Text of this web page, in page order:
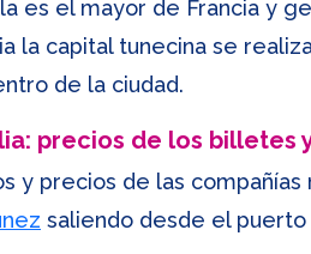
es el mayor de Francia y
la capital tunecina se
de la ciudad.
precios de los billetes
y precios de las
saliendo desde el